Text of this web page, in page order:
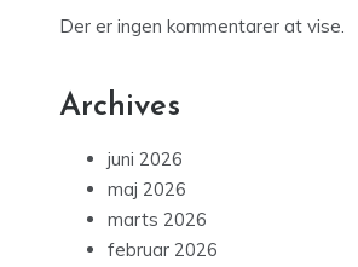
Der er ingen kommentarer at vise.
Archives
juni 2026
maj 2026
marts 2026
februar 2026